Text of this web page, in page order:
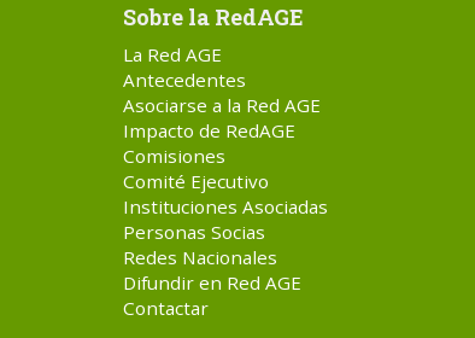
Sobre la RedAGE
La Red AGE
Antecedentes
Asociarse a la Red AGE
Impacto de RedAGE
Comisiones
Comité Ejecutivo
Instituciones Asociadas
Personas Socias
Redes Nacionales
Difundir en Red AGE
Contactar